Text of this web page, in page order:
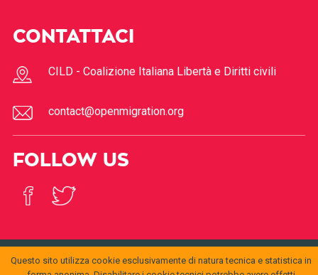
CONTATTACI
CILD - Coalizione Italiana Libertà e Diritti civili
contact@openmigration.org
FOLLOW US
© 2017Open
Questo sito utilizza cookie esclusivamente di natura tecnica e statistica in